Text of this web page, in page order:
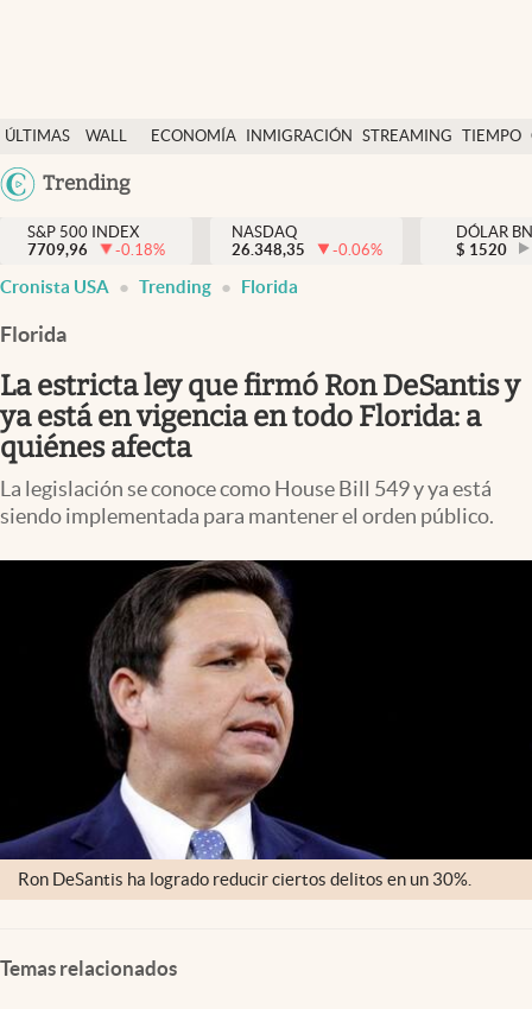
ÚLTIMAS
NOTICIAS
WALL
DÓLAR
ECONOMÍA INMIGRACIÓN STREAMING TIEMPO
México
Trending
Finanzas y economía
Wall Street y dólar
Inmigración
Espiritual
Streaming
PC y mobile
USA
S&P 500 INDEX
7709,96
-0.18%
NASDAQ
26.348,35
-0.06%
DÓLAR
$ 1520
Cronista USA Trending Florida
Florida
La estricta ley que firmó Ron DeSantis y
ya está en vigencia en todo Florida: a
quiénes afecta
La legislación se conoce como House Bill 549 y ya está
siendo implementada para mantener el orden público.
Ron DeSantis ha logrado reducir ciertos delitos en un 30%.
Temas relacionados